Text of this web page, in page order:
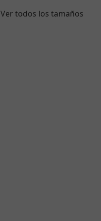
Ver todos los tamaños